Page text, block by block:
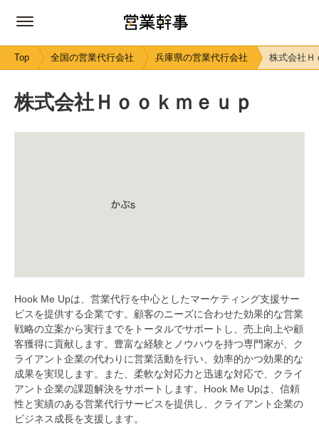
Top 全国の営業代行会社 兵庫県の営業代行会社 株式会社Ｈ
株式会社Ｈｏｏｋｍｅｕｐ
Hook Me Upは、営業代行を中心としたマーケティング支援サー
ビスを提供する企業です。顧客のニーズに合わせた効果的な営業
戦略の立案から実行までをトータルでサポートし、売上向上や顧
客獲得に貢献します。豊富な経験とノウハウを持つ専門家が、ク
ライアント企業の代わりに営業活動を行い、効率的かつ効果的な
成果を実現します。また、柔軟な対応力と迅速な対応で、クライ
アント企業の課題解決をサポートします。Hook Me Upは、信頼
性と実績のある営業代行サービスを提供し、クライアント企業の
ビジネス成長を支援します。